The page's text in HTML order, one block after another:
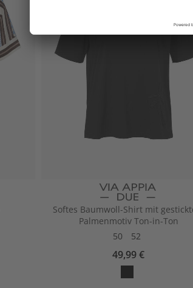
Softes Baumwoll-Shirt mit
Palmenmotiv Ton-in-Ton
50
52
49,99 €